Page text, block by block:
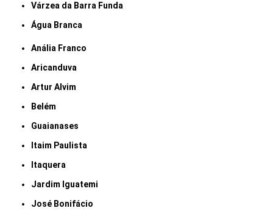
Várzea da Barra Funda
Água Branca
Anália Franco
Aricanduva
Artur Alvim
Belém
Guaianases
Itaim Paulista
Itaquera
Jardim Iguatemi
José Bonifácio